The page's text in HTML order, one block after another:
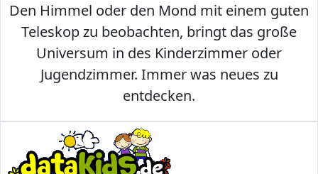
Den Himmel oder den Mond mit einem guten
Teleskop zu beobachten, bringt das große
Universum in des Kinderzimmer oder
Jugendzimmer. Immer was neues zu
entdecken.